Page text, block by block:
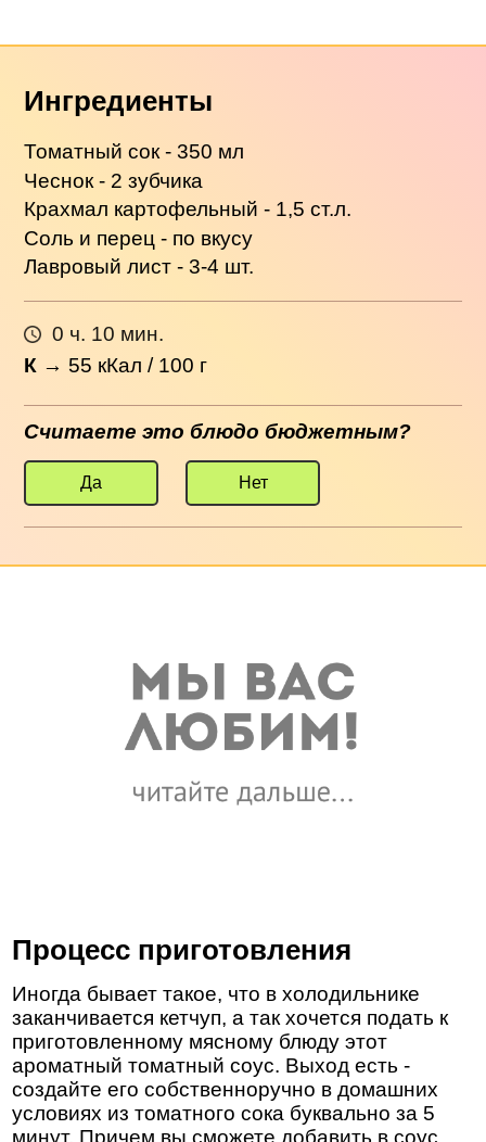
Ингредиенты
Томатный сок - 350 мл
Чеснок - 2 зубчика
Крахмал картофельный - 1,5 ст.л.
Соль и перец - по вкусу
Лавровый лист - 3-4 шт.
0 ч. 10 мин.
К → 55 кКал / 100 г
Считаете это блюдо бюджетным?
Да Нет
Процесс приготовления
Иногда бывает такое, что в холодильнике
заканчивается кетчуп, а так хочется подать к
приготовленному мясному блюду этот
ароматный томатный соус. Выход есть -
создайте его собственноручно в домашних
условиях из томатного сока буквально за 5
минут. Причем вы сможете добавить в соус